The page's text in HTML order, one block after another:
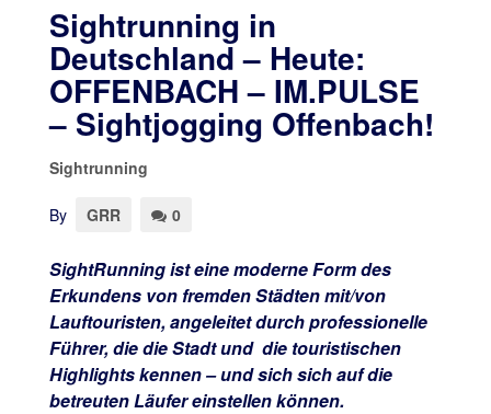
Sightrunning in
Deutschland – Heute:
OFFENBACH – IM.PULSE
– Sightjogging Offenbach!
Sightrunning
By GRR 0
SightRunning ist eine moderne Form des
Erkundens von fremden Städten mit/von
Lauftouristen, angeleitet durch professionelle
Führer, die die Stadt und die touristischen
Highlights kennen – und sich sich auf die
betreuten Läufer einstellen können.